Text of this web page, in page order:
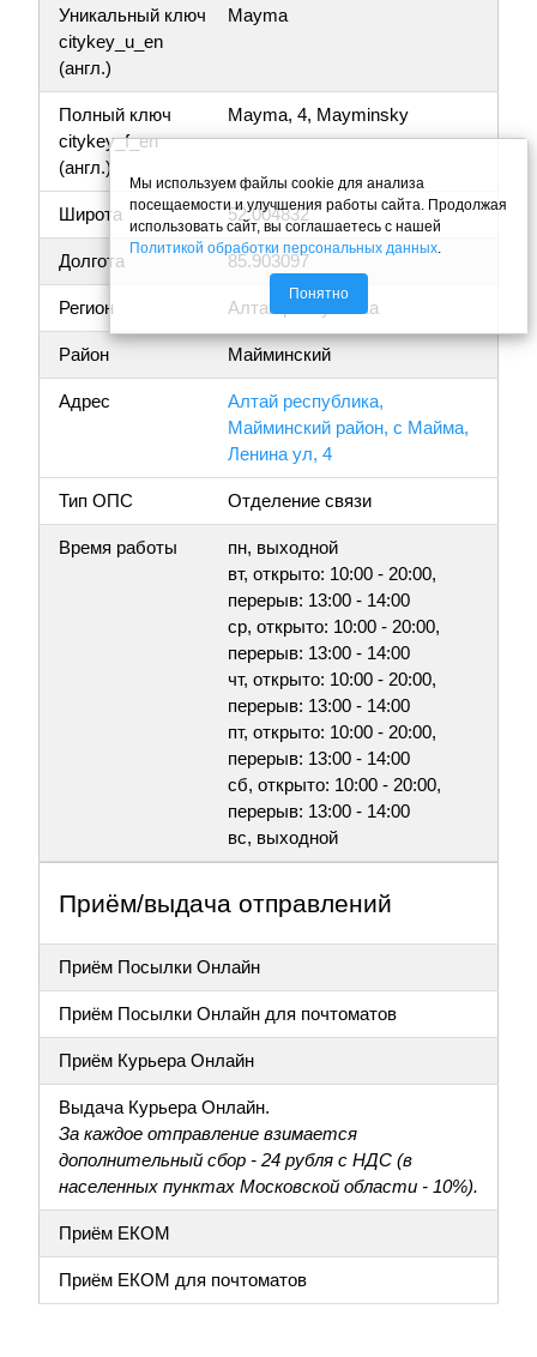
Уникальный ключ
citykey_u_en
(англ.)
Mayma
Полный ключ
citykey_f_en
(англ.)
Mayma, 4, Mayminsky
Широта 52.004832
Долгота 85.903097
Регион Алтай республика
Район Майминский
Адрес
Алтай республика,
Майминский район, с Майма,
Ленина ул, 4
Тип ОПС Отделение связи
Время работы
пн, выходной
вт, открыто: 10:00 - 20:00,
перерыв: 13:00 - 14:00
ср, открыто: 10:00 - 20:00,
перерыв: 13:00 - 14:00
чт, открыто: 10:00 - 20:00,
перерыв: 13:00 - 14:00
пт, открыто: 10:00 - 20:00,
перерыв: 13:00 - 14:00
сб, открыто: 10:00 - 20:00,
перерыв: 13:00 - 14:00
вс, выходной
Приём/выдача отправлений
Приём Посылки Онлайн
Приём Посылки Онлайн для почтоматов
Приём Курьера Онлайн
Выдача Курьера Онлайн.
За каждое отправление взимается
дополнительный сбор - 24 рубля с НДС (в
населенных пунктах Московской области - 10%).
Приём ЕКОМ
Приём ЕКОМ для почтоматов
Мы используем файлы cookie для анализа
посещаемости и улучшения работы сайта. Продолжая
использовать сайт, вы соглашаетесь с нашей
Политикой обработки персональных данных
Понятно